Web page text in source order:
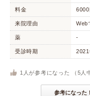
料金 6000
来院理由 Web
薬 -
受診時期 2021
1 人が参考になった （ 5 人
参考になった！